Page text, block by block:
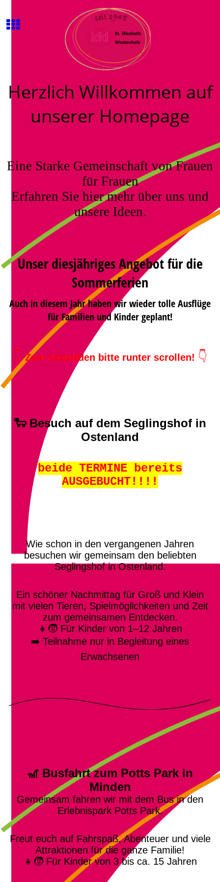
Herzlich Willkommen auf
unserer Homepage
Eine Starke Gemeinschaft von Frauen
für Frauen
Erfahren Sie hier mehr über uns und
unsere Ideen.
Unser diesjähriges Angebot für die
Sommerferien
Auch in diesem Jahr haben wir wieder tolle Ausflüge
für Familien und Kinder geplant!
👇 Zum Anmelden bitte runter scrollen! 👇
🐑 Besuch auf dem Seglingshof in
Ostenland
beide TERMINE bereits
AUSGEBUCHT!!!!
Wie schon in den vergangenen Jahren
besuchen wir gemeinsam den beliebten
Seglingshof in Ostenland.
Ein schöner Nachmittag für Groß und Klein
mit vielen Tieren, Spielmöglichkeiten und Zeit
zum gemeinsamen Entdecken.
👧🧒 Für Kinder von 1–12 Jahren
➡️ Teilnahme nur in Begleitung eines
Erwachsenen
🎢 Busfahrt zum Potts Park in
Minden
Gemeinsam fahren wir mit dem Bus in den
Erlebnispark Potts Park.
Freut euch auf Fahrspaß, Abenteuer und viele
Attraktionen für die ganze Familie!
👧🧒 Für Kinder von 3 bis ca. 15 Jahren